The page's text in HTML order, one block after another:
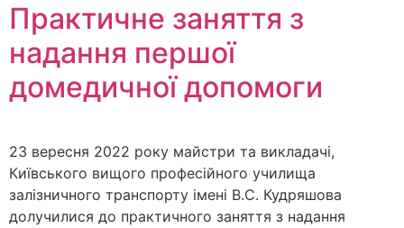
Практичне заняття з
надання першої
домедичної допомоги
23 вересня 2022 року майстри та викладачі,
Київського вищого професійного училища
залізничного транспорту імені В.С. Кудряшова
долучилися до практичного заняття з надання